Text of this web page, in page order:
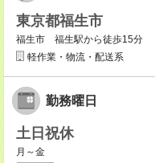
東京都福生市
福生市 福生駅から徒歩15分
軽作業・物流・配送系
勤務曜日
土日祝休
月～金